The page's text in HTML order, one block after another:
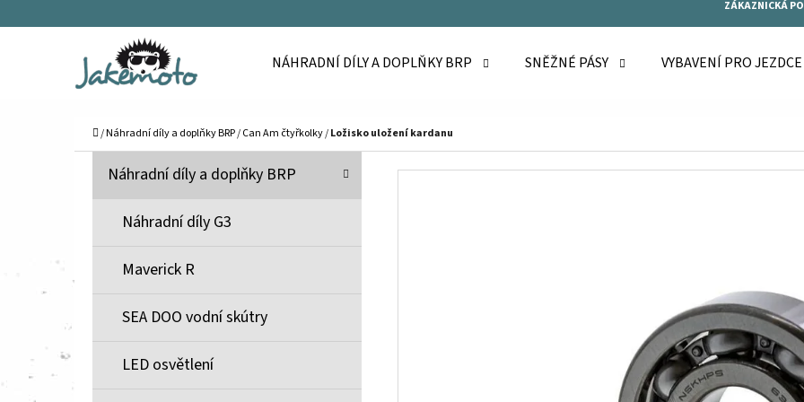
ZÁKAZNICKÁ
NÁHRADNÍ DÍLY A DOPLŇKY BRP SNĚŽNÉ PÁSY VYBAVENÍ PRO JEZDCE
Domů
/Náhradní díly a doplňky BRP/Can Am čtyřkolky/Ložisko uložení kardanu
R
Přeskočit
K Náhradní díly a doplňky BRP
Náhradní díly G3
Maverick R
SEA DOO vodní skútry
LED osvětlení
obchodu
obchodu